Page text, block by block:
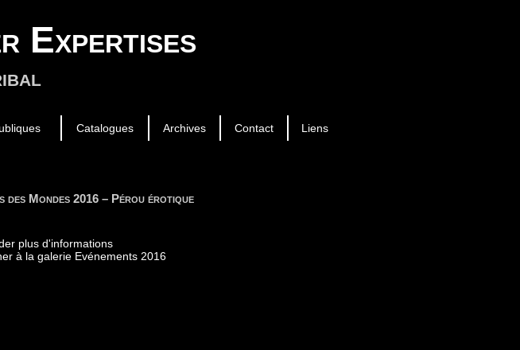
Expertises
Catalogues Archives Contact Liens
des Mondes 2016 – Pérou érotique
à la galerie Evénements 2016